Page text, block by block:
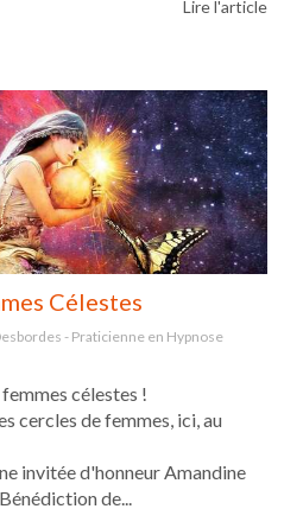
Lire l'article
Célestes
- Praticienne en Hypnose
célestes !
cercles de femmes, ici, au
invitée d'honneur Amandine
de...